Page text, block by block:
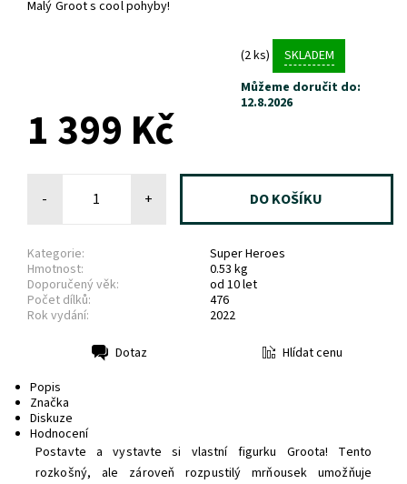
Malý Groot s cool pohyby!
(2 ks)
SKLADEM
Můžeme doručit do:
12.8.2026
1 399 Kč
- +
Kategorie:
Super Heroes
Hmotnost:
0.53 kg
Doporučený věk:
od 10 let
Počet dílků:
476
Rok vydání:
2022
Dotaz
Hlídat cenu
Popis
Značka
Diskuze
Hodnocení
Postavte a vystavte si vlastní figurku Groota! Tento
rozkošný, ale zároveň rozpustilý mrňousek umožňuje